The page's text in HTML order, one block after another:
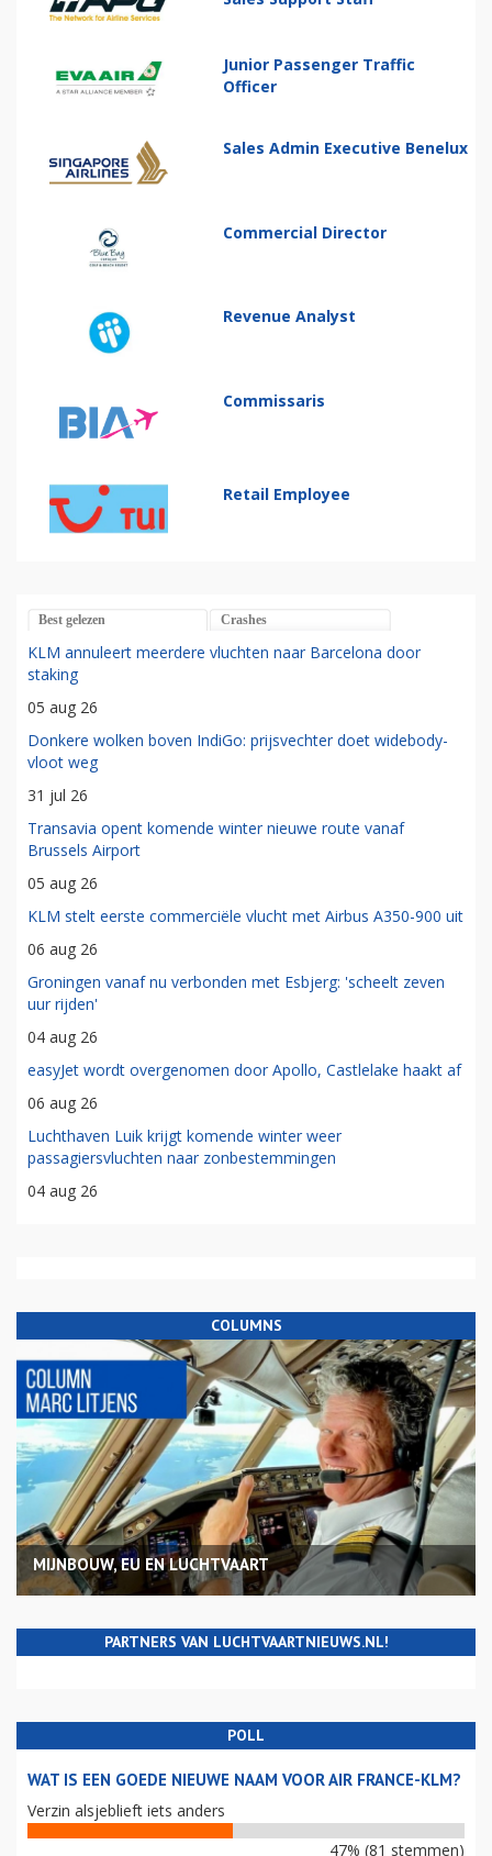
Junior Passenger Traffic
Officer
Sales Admin Executive Benelux
Commercial Director
Revenue Analyst
Commissaris
Retail Employee
Best gelezen Crashes
KLM annuleert meerdere vluchten naar Barcelona door
staking
05 aug 26
Donkere wolken boven IndiGo: prijsvechter doet widebody-
vloot weg
31 jul 26
Transavia opent komende winter nieuwe route vanaf
Brussels Airport
05 aug 26
KLM stelt eerste commerciële vlucht met Airbus A350-900 uit
06 aug 26
Groningen vanaf nu verbonden met Esbjerg: 'scheelt zeven
uur rijden'
04 aug 26
easyJet wordt overgenomen door Apollo, Castlelake haakt af
06 aug 26
Luchthaven Luik krijgt komende winter weer
passagiersvluchten naar zonbestemmingen
04 aug 26
COLUMNS
MIJNBOUW, EU EN LUCHTVAART
PARTNERS VAN LUCHTVAARTNIEUWS.NL!
POLL
WAT IS EEN GOEDE NIEUWE NAAM VOOR AIR FRANCE-KLM?
Verzin alsjeblieft iets anders
47% (81 stemmen)